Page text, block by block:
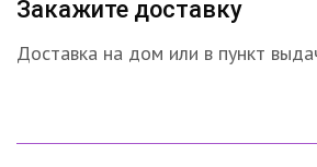
Закажите доставку
Доставка на дом или в пункт